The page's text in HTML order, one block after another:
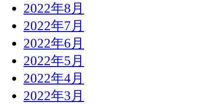
2022年8月
2022年7月
2022年6月
2022年5月
2022年4月
2022年3月